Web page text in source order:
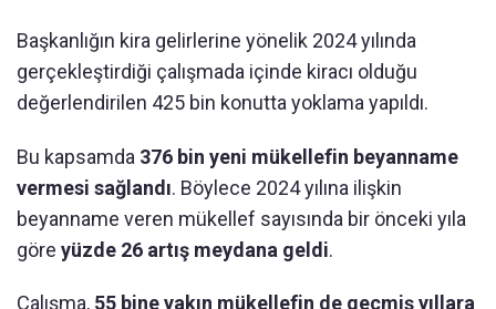
Başkanlığın kira gelirlerine yönelik 2024 yılında
gerçekleştirdiği çalışmada içinde kiracı olduğu
değerlendirilen 425 bin konutta yoklama yapıldı.
Bu kapsamda 376 bin yeni mükellefin beyanname
vermesi sağlandı. Böylece 2024 yılına ilişkin
beyanname veren mükellef sayısında bir önceki yıla
göre yüzde 26 artış meydana geldi.
Çalışma, 55 bine yakın mükellefin de geçmiş yıllara